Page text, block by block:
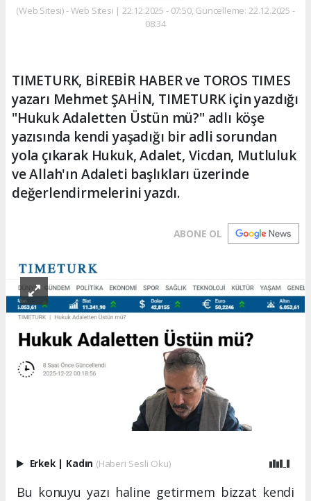
(Web Sitesi) - Web Sitesi | 22.12.2025 - 07:50, Güncelleme: 22.12.2025 -
08:34
TIMETURK, BİREBİR HABER ve TOROS TIMES
yazarı Mehmet ŞAHİN, TIMETURK için yazdığı
"Hukuk Adaletten Üstün mü?" adlı köşe
yazısında kendi yaşadığı bir adli sorundan
yola çıkarak Hukuk, Adalet, Vicdan, Mutluluk
ve Allah'ın Adaleti başlıkları üzerinde
değerlendirmelerini yazdı.
ABONE OL
Erkek | Kadın (Haberi Sesli Oku)
Bu konuyu yazı haline getirmem bizzat kendi